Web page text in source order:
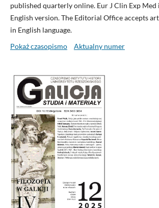
published quarterly online. Eur J Clin Exp Med
English version. The Editorial Office accepts
in English language.
Pokaż czasopismo
Aktualny numer